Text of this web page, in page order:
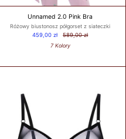
Unnamed 2.0 Pink Bra
Różowy biustonosz półgorset z siateczki
459,00 zł
589,00 zł
7 Kolory